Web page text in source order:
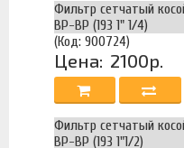
Фильтр сетчатый
ВР-ВР (193 1" 1/4)
(Код: 900724)
Цена: 2100р.
Фильтр сетчатый
ВР-ВР (193 1"1/2)